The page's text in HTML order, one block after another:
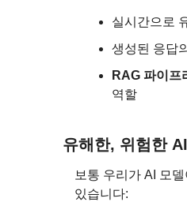
실시간으로
생성된 응답
RAG 파이프
역할
유해한, 위험한
보통 우리가 AI 모
있습니다: